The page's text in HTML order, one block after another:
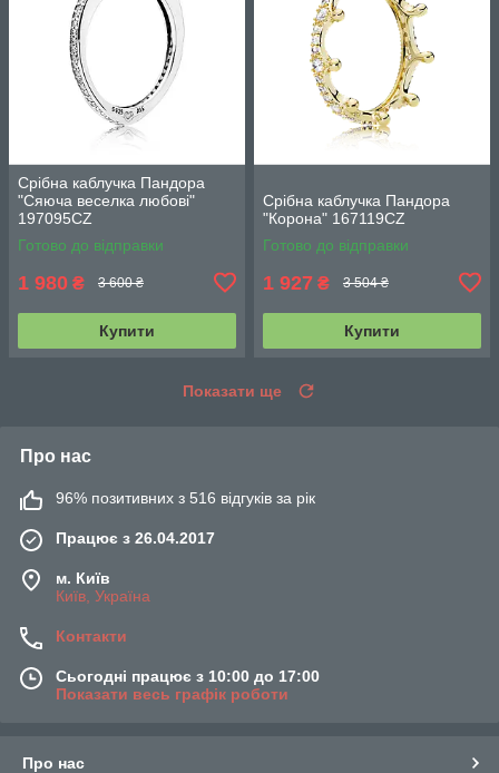
Срібна каблучка Пандора
"Сяюча веселка любові"
197095CZ
Готово до відправки
1 980 ₴ 3 600 ₴
Купити
Срібна каблучка Пандора
"Корона" 167119CZ
Готово до відправки
1 927 ₴ 3 504 ₴
Купити
Показати ще
Про нас
96% позитивних з 516 відгуків за рік
Працює з 26.04.2017
м. Київ
Київ, Україна
Контакти
Сьогодні працює з 10:00 до 17:00
Показати весь графік роботи
Про нас